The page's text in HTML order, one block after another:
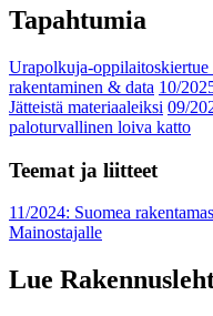
Tapahtumia
Urapolkuja-oppilaitoskiertue
rakentaminen & data 10/
Jätteistä materiaaleiksi 09/
paloturvallinen loiva katto
Teemat ja liitteet
11/2024: Suomea
Mainostajalle
Lue